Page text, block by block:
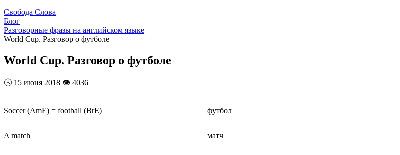
Свобода Слова
Блог
Разговорные фразы на английском языке
World Cup. Разговор о футболе
World Cup. Разговор о футболе
🕓 15 июня 2018 👁️ 4036
Soccer (AmE) = football (BrE) футбол
A match матч